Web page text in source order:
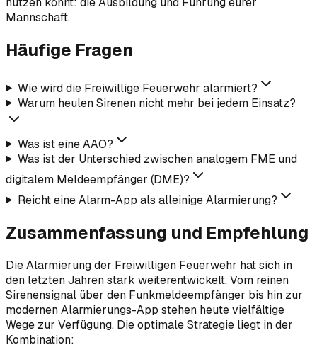
Mannschaft.
Häufige Fragen
Wie wird die Freiwillige Feuerwehr alarmiert?
Warum heulen Sirenen nicht mehr bei jedem Einsatz?
Was ist eine AAO?
Was ist der Unterschied zwischen analogem FME und
digitalem Meldeempfänger (DME)?
Reicht eine Alarm-App als alleinige Alarmierung?
Zusammenfassung und Empfehlung
Die Alarmierung der Freiwilligen Feuerwehr hat sich in
den letzten Jahren stark weiterentwickelt. Vom reinen
Sirenensignal über den Funkmeldeempfänger bis hin zur
modernen Alarmierungs-App stehen heute vielfältige
Wege zur Verfügung. Die optimale Strategie liegt in der
Kombination: